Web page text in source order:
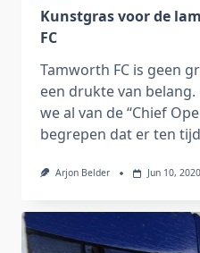
Kunstgras voor de
FC
Tamworth FC is geen
een drukte van
we al van de “Chief
begrepen dat er ten
Arjon Belder Jun 10, 2020